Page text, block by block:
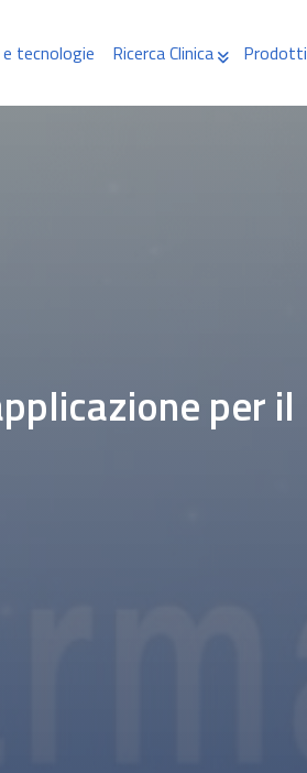
e tecnologie Ricerca Clinica Prodotti
per il